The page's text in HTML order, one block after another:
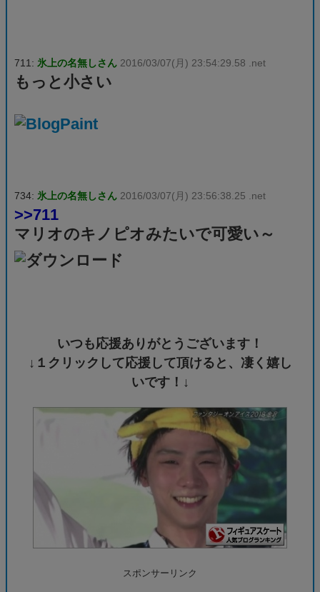
711: 氷上の名無しさん 2016/03/07(月) 23:54:29.58 .net
もっと小さい
734: 氷上の名無しさん 2016/03/07(月) 23:56:38.25 .net
>>711
マリオのキノピオみたいで可愛い～
いつも応援ありがとうございます！
↓１クリックして応援して頂けると、凄く嬉し
いです！↓
スポンサーリンク